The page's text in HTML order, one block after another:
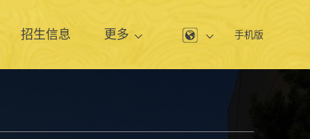
招生信息 更多 手机版